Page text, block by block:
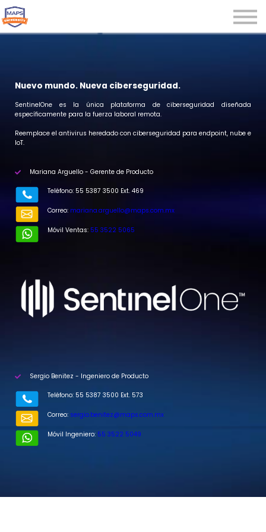
Seminarios
Iniciar sesión
Registrarse
Nuevo mundo. Nueva ciberseguridad.
SentinelOne es la única plataforma de ciberseguridad diseñada
específicamente para la fuerza laboral remota.
Reemplace el antivirus heredado con ciberseguridad para endpoint, nube e
IoT.
Mariana Arguello - Gerente de Producto
Teléfono: 55 5387 3500 Ext. 469
Correo: mariana.arguello@maps.com.mx
Móvil Ventas: 55 3522 5065
Sergio Benitez - Ingeniero de Producto
Teléfono: 55 5387 3500 Ext. 573
Correo: sergio.benitez@maps.com.mx
Móvil Ingeniero: 55 3522 5049